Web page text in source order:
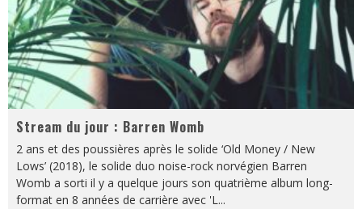
Stream du jour : Barren Womb
2 ans et des poussières après le solide ‘Old Money / New
Lows’ (2018), le solide duo noise-rock norvégien Barren
Womb a sorti il y a quelque jours son quatrième album long-
format en 8 années de carrière avec 'L...